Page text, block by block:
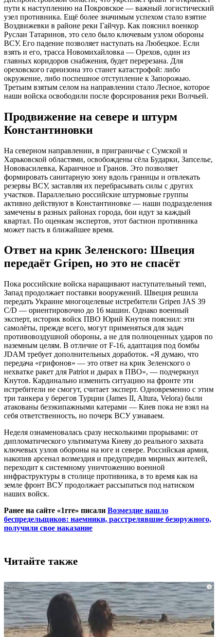
пути к наступлению на Покровское — важный логистический
узел противника. Ещё более значимым успехом стало взятие
Воздвижевки в районе реки Гайчур. Как пояснил военкор
Руслан Татаринов, это село было ключевым узлом обороны
ВСУ. Его падение позволяет наступать на Любецкое. Если
взять и его, трасса Новомихайловка — Орехов, один из
главных коридоров снабжения, будет перерезана. Для
ореховского гарнизона это станет катастрофой: либо
окружение, либо поспешное отступление к Запорожью.
Третьим взятым селом на направлении стало Лесное, которое
наши войска освободили после форсирования реки Волчьей.
Продвижение на севере и штурм
Константиновки
На северном направлении, в приграничье с Сумской и
Харьковской областями, освобождены сёла Бударки, Запселье,
Нововасилевка, Караичное и Гранов. Это позволяет
формировать санитарную зону вдоль границы и отвлекать
резервы ВСУ, заставляя их перебрасывать силы с других
участков. Параллельно российские штурмовые группы
активно действуют в Константиновке — наши подразделения
замечены в разных районах города, бои идут за каждый
квартал. По оценкам экспертов, этот бастион противника
может пасть в ближайшее время.
Ответ на крик Зеленского: Швеция
передаёт Gripen, но это не спасёт
Пока российские войска наращивают наступательный темп,
Запад продолжает поставки вооружений. Швеция решила
передать Украине многоцелевые истребители Gripen JAS 39
C/D — ориентировочно до 16 машин. Однако военный
эксперт, историк войск ПВО Юрий Кнутов пояснил: эти
самолёты, прежде всего, могут применяться для задач
противовоздушной обороны, а не для полноценных ударов по
наземным целям. В отличие от F-16, адаптация под бомбы
JDAM требует дополнительных доработок. «Я думаю, что
передача «грифонов» — это ответ на крик Зеленского о
нехватке ракет для Patriot и дырах в ПВО», — подчеркнул
Кнутов. Кардинально изменить ситуацию на фронте эти
истребители не смогут, считает эксперт. Одновременно с этим
три танкера у берегов Турции (James II, Altura, Velora) были
атакованы безэкипажными катерами — Киев пока не взял на
себя ответственность, но почерк ВСУ узнаваем.
Неделя ознаменовалась сразу несколькими прорывами: от
дипломатического ультиматума Киеву до реального захвата
ключевых узлов обороны на юге и севере. Российская армия,
накопив арсенал возмездия и предупредив мирных жителей,
переходит к системному уничтожению военной
инфраструктуры в столице противника, в то время как на
земле фронт ВСУ продолжает рассыпаться под натиском
наших войск.
Ранее на сайте «1rre» писали Возмездие нашло
беспредельщиков: наемники, расстрелявшие безоружного,
получили свое наказание
Читайте также
i